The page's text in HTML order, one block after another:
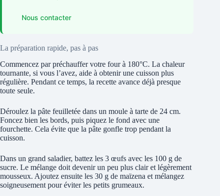
Nous contacter
La préparation rapide, pas à pas
Commencez par préchauffer votre four à 180°C. La chaleur
tournante, si vous l’avez, aide à obtenir une cuisson plus
régulière. Pendant ce temps, la recette avance déjà presque
toute seule.
Déroulez la pâte feuilletée dans un moule à tarte de 24 cm.
Foncez bien les bords, puis piquez le fond avec une
fourchette. Cela évite que la pâte gonfle trop pendant la
cuisson.
Dans un grand saladier, battez les 3 œufs avec les 100 g de
sucre. Le mélange doit devenir un peu plus clair et légèrement
mousseux. Ajoutez ensuite les 30 g de maïzena et mélangez
soigneusement pour éviter les petits grumeaux.